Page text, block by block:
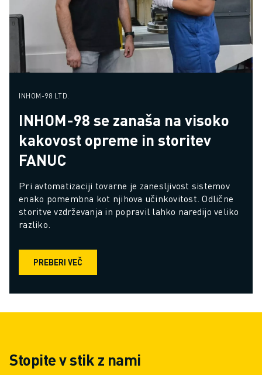
INHOM-98 LTD.
INHOM-98 se zanaša na visoko
kakovost opreme in storitev
FANUC
Pri avtomatizaciji tovarne je zanesljivost sistemov
enako pomembna kot njihova učinkovitost. Odlične
storitve vzdrževanja in popravil lahko naredijo veliko
razliko.
PREBERI VEČ
Stopite v stik z nami